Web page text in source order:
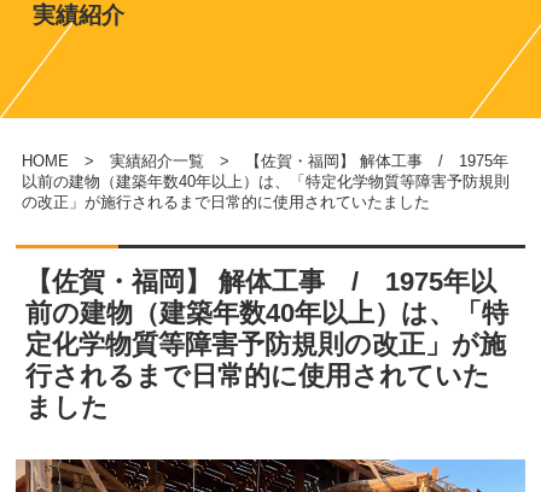
実績紹介
HOME > 実績紹介一覧 > 【佐賀・福岡】 解体工事 / 1975年
以前の建物（建築年数40年以上）は、「特定化学物質等障害予防規則
の改正」が施行されるまで日常的に使用されていたました
【佐賀・福岡】 解体工事 / 1975年以
前の建物（建築年数40年以上）は、「特
定化学物質等障害予防規則の改正」が施
行されるまで日常的に使用されていた
ました